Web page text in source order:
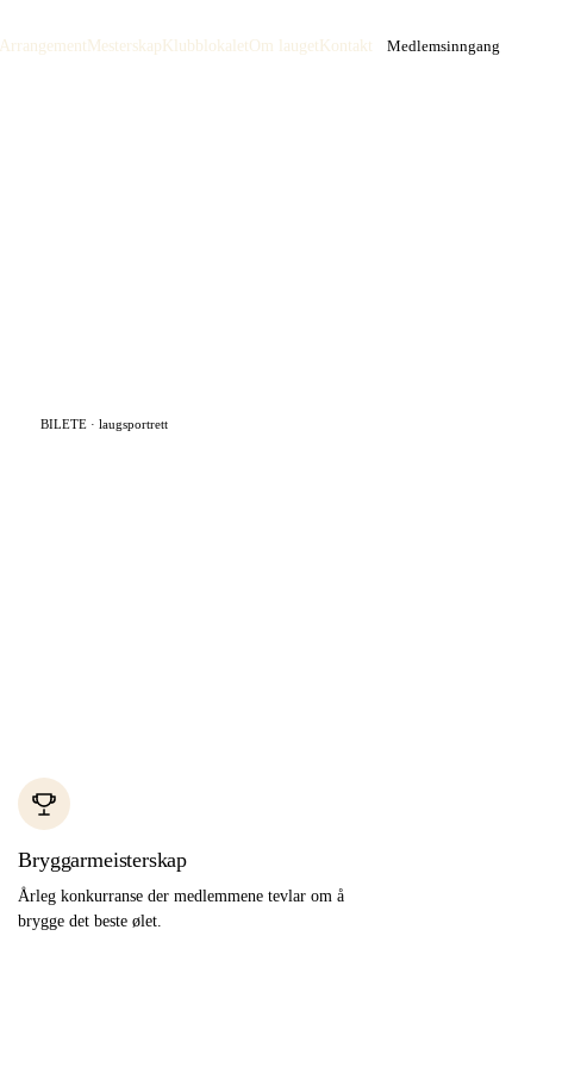
Arrangement MesterskapKlubblokalet Om lauget Kontakt Medlemsinngang
BILETE · laugsportrett
Bryggarmeisterskap
Årleg konkurranse der medlemmene tevlar om å
brygge det beste ølet.